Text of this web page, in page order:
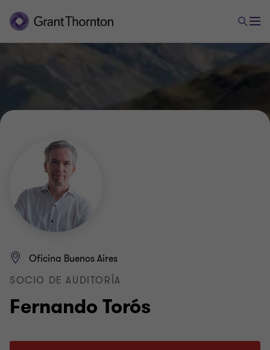
Fernando Torós
Oficina Buenos Aires
SOCIO DE AUDITORÍA